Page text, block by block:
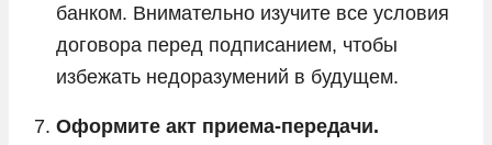
банком. Внимательно изучите все условия
договора перед подписанием, чтобы
избежать недоразумений в будущем.
Оформите акт приема-передачи.